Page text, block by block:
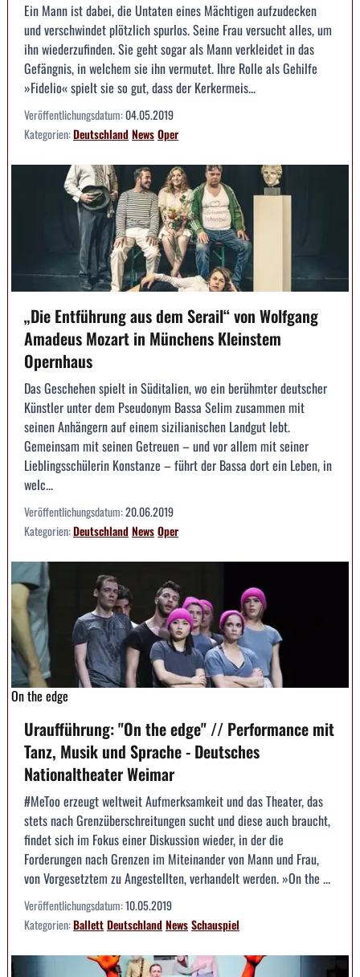
Ein Mann ist dabei, die Untaten eines Mächtigen aufzudecken
und verschwindet plötzlich spurlos. Seine Frau versucht alles, um
ihn wiederzufinden. Sie geht sogar als Mann verkleidet in das
Gefängnis, in welchem sie ihn vermutet. Ihre Rolle als Gehilfe
»Fidelio« spielt sie so gut, dass der Kerkermeis...
Veröffentlichungsdatum:04.05.2019
Kategorien:DeutschlandNewsOper
„Die Entführung aus dem Serail“ von Wolfgang
Amadeus Mozart in Münchens Kleinstem
Opernhaus
Das Geschehen spielt in Süditalien, wo ein berühmter deutscher
Künstler unter dem Pseudonym Bassa Selim zusammen mit
seinen Anhängern auf einem sizilianischen Landgut lebt.
Gemeinsam mit seinen Getreuen – und vor allem mit seiner
Lieblingsschülerin Konstanze – führt der Bassa dort ein Leben, in
welc...
Veröffentlichungsdatum:20.06.2019
Kategorien:DeutschlandNewsOper
On the edge
Uraufführung: "On the edge" // Performance mit
Tanz, Musik und Sprache - Deutsches
Nationaltheater Weimar
#MeToo erzeugt weltweit Aufmerksamkeit und das Theater, das
stets nach Grenzüberschreitungen sucht und diese auch braucht,
findet sich im Fokus einer Diskussion wieder, in der die
Forderungen nach Grenzen im Miteinander von Mann und Frau,
von Vorgesetztem zu Angestellten, verhandelt werden. »On the ...
Veröffentlichungsdatum:10.05.2019
Kategorien:BallettDeutschlandNewsSchauspiel